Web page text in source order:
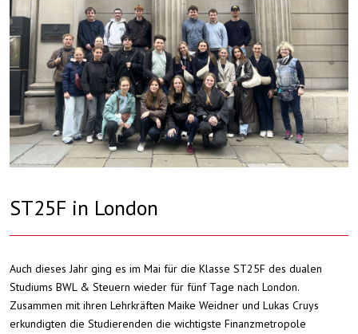
ST25F in London
Auch dieses Jahr ging es im Mai für die Klasse ST25F des dualen
Studiums BWL & Steuern wieder für fünf Tage nach London.
Zusammen mit ihren Lehrkräften Maike Weidner und Lukas Cruys
erkundigten die Studierenden die wichtigste Finanzmetropole